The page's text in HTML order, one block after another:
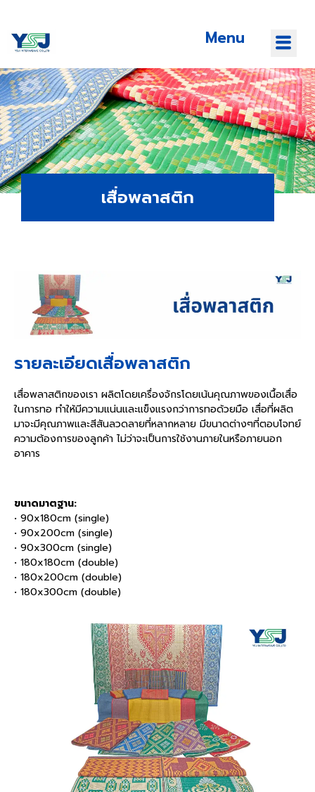
Menu
เสื่อพลาสติก
รายละเอียดเสื่อพลาสติก
เสื่อพลาสติกของเรา ผลิตโดยเครื่องจักรโดยเน้นคุณภาพของเนื้อเสื่อ
ในการทอ ทำให้มีความแน่นและแข็งแรงกว่าการทอด้วยมือ เสื่อที่ผลิต
มาจะมีคุณภาพและสีสันลวดลายที่หลากหลาย มีขนาดต่างๆที่ตอบโจทย์
ความต้องการของลูกค้า ไม่ว่าจะเป็นการใช้งานภายในหรือภายนอก
อาคาร
ขนาดมาตฐาน:
• 90x180cm (single)
• 90x200cm (single)
• 90x300cm (single)
• 180x180cm (double)
• 180x200cm (double)
• 180x300cm (double)